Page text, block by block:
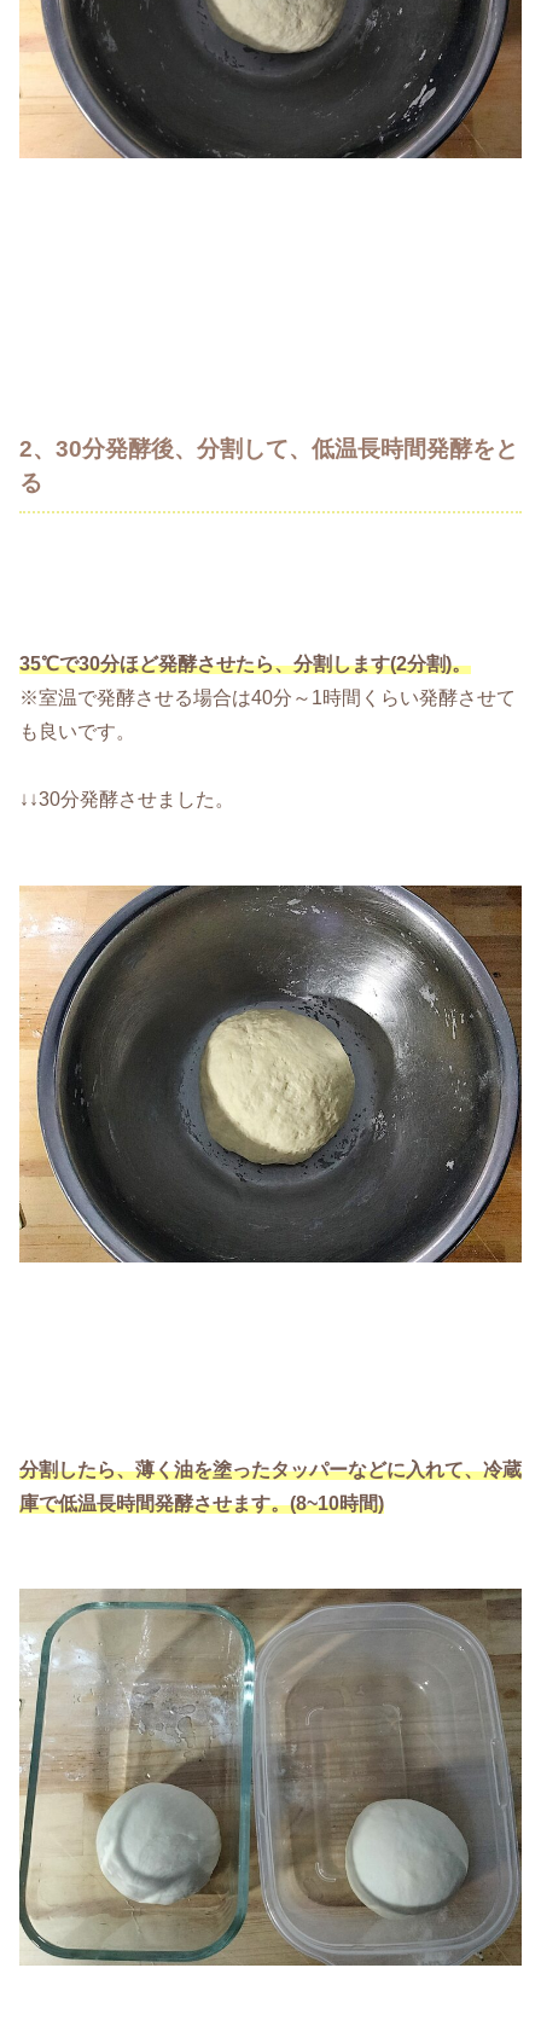
2、30分発酵後、分割して、低温長時間発酵をと
る
35℃で30分ほど発酵させたら、分割します(2分割)。
※室温で発酵させる場合は40分～1時間くらい発酵させて
も良いです。
↓↓30分発酵させました。
分割したら、薄く油を塗ったタッパーなどに入れて、冷蔵
庫で低温長時間発酵させます。(8~10時間)